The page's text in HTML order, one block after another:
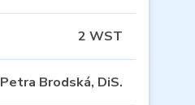
2 WST
Petra Brodská, DiS.